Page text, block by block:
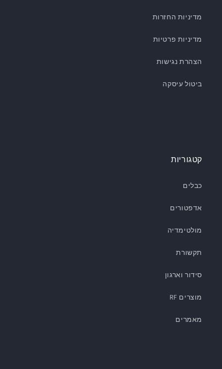
מדיניות החזרות
מדיניות פרטיות
הצהרת נגישות
ביטול עיסקה
קטגוריות
כבלים
אדפטורים
מולטימדיה
תקשורת
סידור וארגון
מוצרים RF
מאמרים